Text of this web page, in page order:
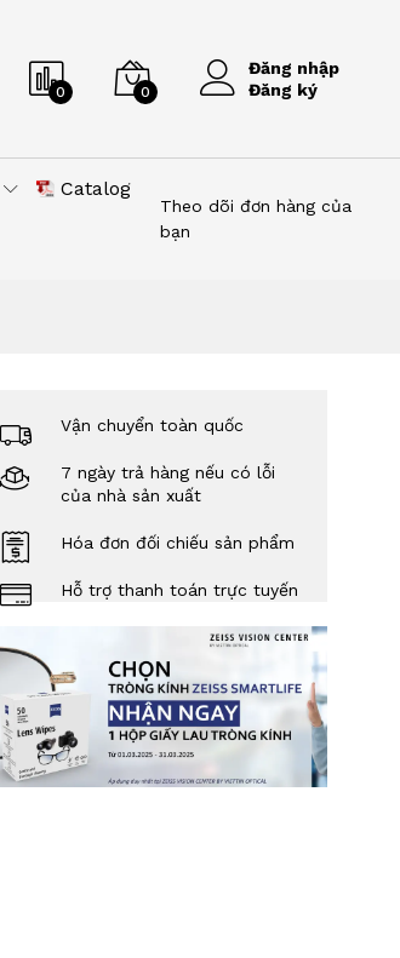
0 0
Đăng nhập
Đăng ký
Catalog
Theo dõi đơn hàng của
bạn
Vận chuyển toàn quốc
7 ngày trả hàng nếu có lỗi
của nhà sản xuất
Hóa đơn đối chiếu sản phẩm
Hỗ trợ thanh toán trực tuyến